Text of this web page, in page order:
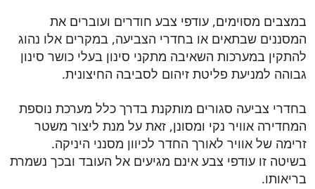
במצבים מסוימים, עודפי צבע חודרים ועוברים את
המסננים שבתאים או בחדרי הצביעה, במקרים אלו נהוג
להתקין במערכות השאיבה מתקני סינון בעלי כושר סינון
גבוהה למניעת פליטת זיהום לסביבה החיצונית.
בחדרי צביעה סגורים מותקנת בדרך כלל מערכת נוספת
המחדירה אוויר נקי ומסונן, זאת על מנת ליצור משטר
זרימה של אוויר לאורך החדר לכיוון מסנני היניקה.
בשיטה זו עודפי צבע אינם מגיעים אל העובד ובכך נשמרת
בריאותו.